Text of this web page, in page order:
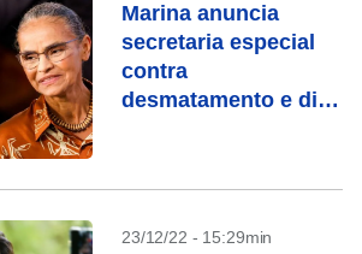
Marina anuncia
secretaria especial
contra
desmatamento e diz
Brasil
23/12/22 - 15:29min